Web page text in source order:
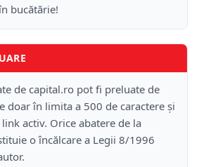
bucătărie!
de capital.ro pot fi preluate de
doar în limita a 500 de caractere și
activ. Orice abatere de la
o încălcare a Legii 8/1996